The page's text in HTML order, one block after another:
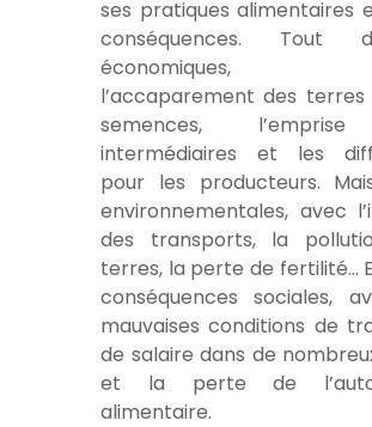
ses pratiques alimentaires
conséquences. Tout
économiques,
l’accaparement des
semences,
intermédiaires et les
pour les producteurs.
environnementales, avec
des transports, la
terres, la perte de fertilité…
conséquences sociales,
mauvaises conditions de
de salaire dans de
et la perte de
alimentaire.